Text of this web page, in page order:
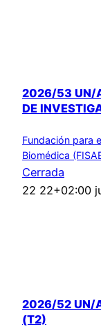
2026/53 UN/
DE
Fundación para
Biomédica
Cerrada
22 22+02:00
2026/52 UN/
(T2)